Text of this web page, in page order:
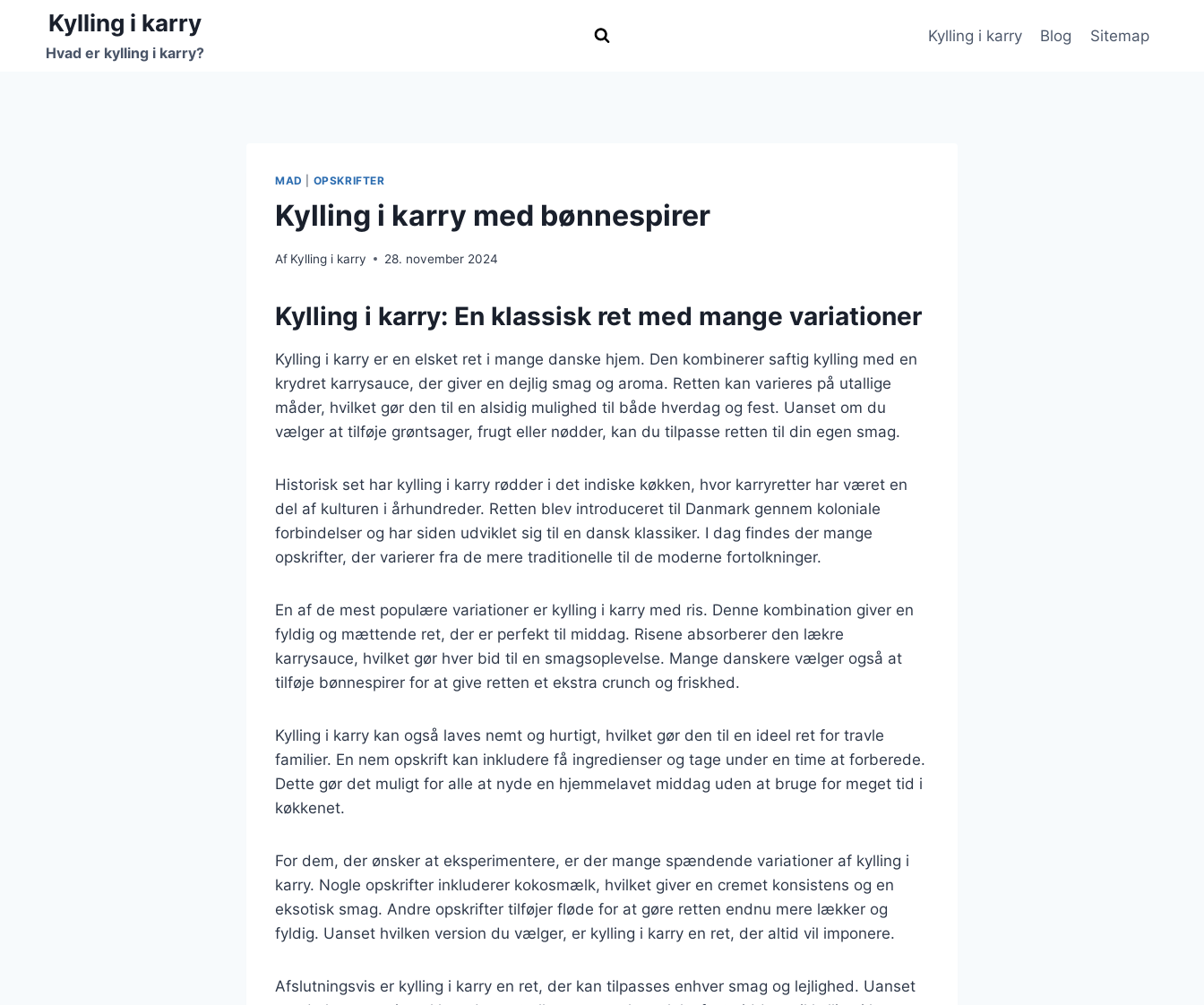
Fortsæt
indhold
Kylling i karry
Hvad er kylling i karry?
Kylling i karry Blog Sitemap
MAD OPSKRIFTER
Kylling i karry med bønnespirer
Af Kylling i karry 28. november 2024
Kylling i karry: En klassisk ret med mange variationer
Kylling i karry er en elsket ret i mange danske hjem. Den kombinerer saftig kylling med en
krydret karrysauce, der giver en dejlig smag og aroma. Retten kan varieres på utallige
måder, hvilket gør den til en alsidig mulighed til både hverdag og fest. Uanset om du
vælger at tilføje grøntsager, frugt eller nødder, kan du tilpasse retten til din egen smag.
Historisk set har kylling i karry rødder i det indiske køkken, hvor karryretter har været en
del af kulturen i århundreder. Retten blev introduceret til Danmark gennem koloniale
forbindelser og har siden udviklet sig til en dansk klassiker. I dag findes der mange
opskrifter, der varierer fra de mere traditionelle til de moderne fortolkninger.
En af de mest populære variationer er kylling i karry med ris. Denne kombination giver en
fyldig og mættende ret, der er perfekt til middag. Risene absorberer den lækre
karrysauce, hvilket gør hver bid til en smagsoplevelse. Mange danskere vælger også at
tilføje bønnespirer for at give retten et ekstra crunch og friskhed.
Kylling i karry kan også laves nemt og hurtigt, hvilket gør den til en ideel ret for travle
familier. En nem opskrift kan inkludere få ingredienser og tage under en time at forberede.
Dette gør det muligt for alle at nyde en hjemmelavet middag uden at bruge for meget tid i
køkkenet.
For dem, der ønsker at eksperimentere, er der mange spændende variationer af kylling i
karry. Nogle opskrifter inkluderer kokosmælk, hvilket giver en cremet konsistens og en
eksotisk smag. Andre opskrifter tilføjer fløde for at gøre retten endnu mere lækker og
fyldig. Uanset hvilken version du vælger, er kylling i karry en ret, der altid vil imponere.
Afslutningsvis er kylling i karry en ret, der kan tilpasses enhver smag og lejlighed. Uanset